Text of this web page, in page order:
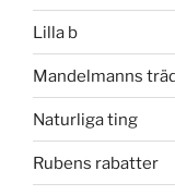
Lilla b
Mandelmanns
Naturliga ting
Rubens rabatter